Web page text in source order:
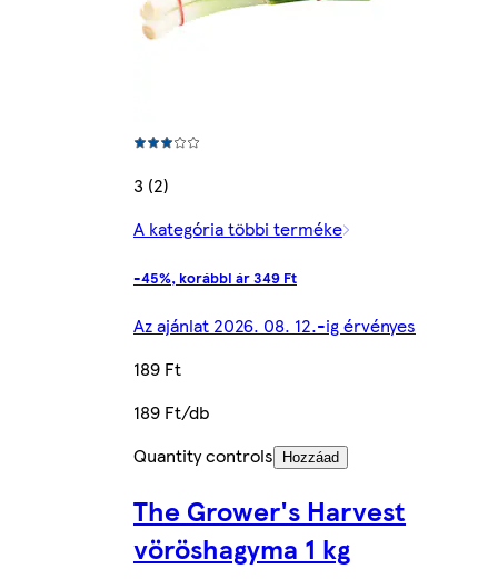
3 (2)
A kategória többi terméke
-45%, korábbi ár 349 Ft
Az ajánlat 2026. 08. 12.-ig érvényes
189 Ft
189 Ft/db
Quantity controls
Hozzáad
The Grower's Harvest
vöröshagyma 1 kg